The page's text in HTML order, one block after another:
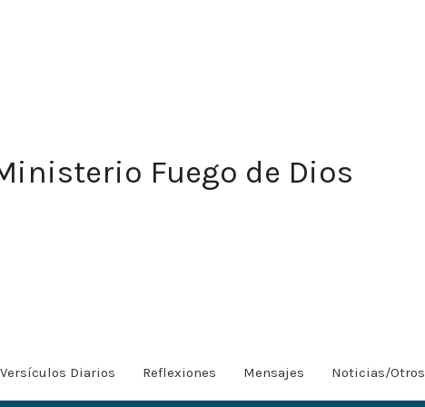
Fuego de Dios
Versículos Diarios Reflexiones Mensajes Noticias/Otros